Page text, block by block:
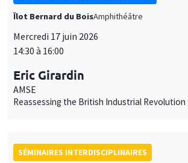
FRENCH-JAPANESE WEBINAR
Vendredi 26 juin 2026
10:00 à 11:00
Houda Hafidi
Sciences Po Aix, AMSE
Climate Lobbying and Green Voting in the